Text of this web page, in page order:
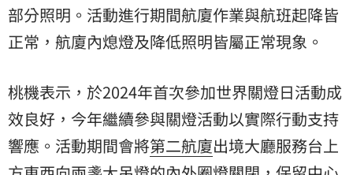
部分照明。活動進行期間航廈作業與航班起降皆
正常，航廈內熄燈及降低照明皆屬正常現象。
桃機表示，於2024年首次參加世界關燈日活動成
效良好，今年繼續參與關燈活動以實際行動支持
響應。活動期間會將第二航廈出境大廳服務台上